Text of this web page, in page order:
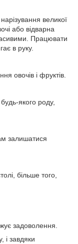
великої
або відварна
Працювати
в руку.
овочів і фруктів.
якого роду,
залишатися
більше того,
задоволення.
і завдяки